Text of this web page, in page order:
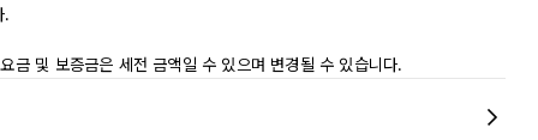
.
금 및 보증금은 세전 금액일 수 있으며 변경될 수 있습니다.